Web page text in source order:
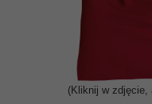
(Kliknij w zdjęcie,